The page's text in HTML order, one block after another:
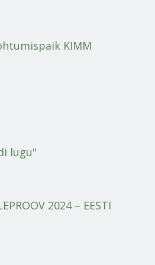
KIMM
lugu"
2024 – EESTI